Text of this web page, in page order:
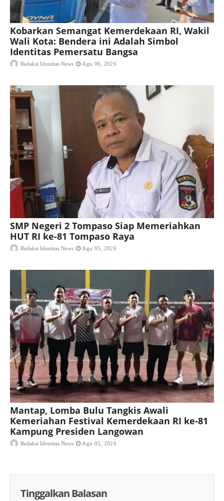
Kobarkan Semangat Kemerdekaan RI, Wakil
Wali Kota: Bendera ini Adalah Simbol
Identitas Pemersatu Bangsa
Redaksi Identitas News Agu 06, 2026
SMP Negeri 2 Tompaso Siap Memeriahkan
HUT RI ke-81 Tompaso Raya
Redaksi Identitas News Agu 05, 2026
Mantap, Lomba Bulu Tangkis Awali
Kemeriahan Festival Kemerdekaan RI ke-81
Kampung Presiden Langowan
Redaksi Identitas News Agu 05, 2026
Tinggalkan Balasan